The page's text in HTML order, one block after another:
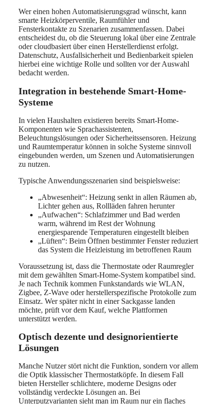
Wer einen hohen Automatisierungsgrad wünscht, kann
smarte Heizkörperventile, Raumfühler und
Fensterkontakte zu Szenarien zusammenfassen. Dabei
entscheidest du, ob die Steuerung lokal über eine Zentrale
oder cloudbasiert über einen Herstellerdienst erfolgt.
Datenschutz, Ausfallsicherheit und Bedienbarkeit spielen
hierbei eine wichtige Rolle und sollten vor der Auswahl
bedacht werden.
Integration in bestehende Smart-Home-
Systeme
In vielen Haushalten existieren bereits Smart-Home-
Komponenten wie Sprachassistenten,
Beleuchtungslösungen oder Sicherheitssensoren. Heizung
und Raumtemperatur können in solche Systeme sinnvoll
eingebunden werden, um Szenen und Automatisierungen
zu nutzen.
Typische Anwendungsszenarien sind beispielsweise:
„Abwesenheit“: Heizung senkt in allen Räumen ab,
Lichter gehen aus, Rollläden fahren herunter
„Aufwachen“: Schlafzimmer und Bad werden
warm, während im Rest der Wohnung
energiesparende Temperaturen eingestellt bleiben
„Lüften“: Beim Öffnen bestimmter Fenster reduziert
das System die Heizleistung im betroffenen Raum
Voraussetzung ist, dass die Thermostate oder Raumregler
mit dem gewählten Smart-Home-System kompatibel sind.
Je nach Technik kommen Funkstandards wie WLAN,
Zigbee, Z-Wave oder herstellerspezifische Protokolle zum
Einsatz. Wer später nicht in einer Sackgasse landen
möchte, prüft vor dem Kauf, welche Plattformen
unterstützt werden.
Optisch dezente und designorientierte
Lösungen
Manche Nutzer stört nicht die Funktion, sondern vor allem
die Optik klassischer Thermostatköpfe. In diesem Fall
bieten Hersteller schlichtere, moderne Designs oder
vollständig verdeckte Lösungen an. Bei
Unterputzvarianten sieht man im Raum nur ein flaches